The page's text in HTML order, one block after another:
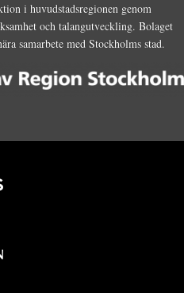
i huvudstadsregionen genom
och talangutveckling. Bolaget
samarbete med Stockholms stad.